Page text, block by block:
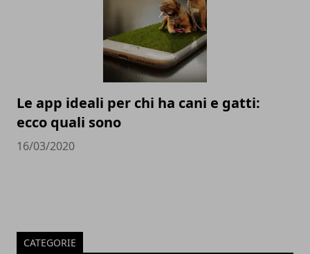
Le app ideali per chi ha cani e gatti:
ecco quali sono
16/03/2020
CATEGORIE